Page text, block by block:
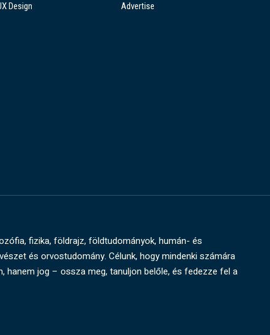
Design
Advertise
fizika, földrajz, földtudományok, humán- és
és orvostudomány. Célunk, hogy mindenki számára
jog – ossza meg, tanuljon belőle, és fedezze fel a